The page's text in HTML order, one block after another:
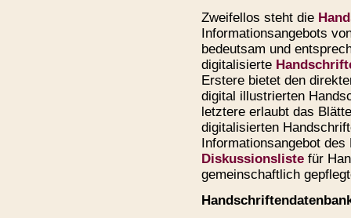
Zweifellos steht die
Informationsangebots
bedeutsam und
digitalisierte
Erstere bietet den
digital illustrierten
letztere erlaubt das
digitalisierten
Informationsangebot
Diskussionsliste für
gemeinschaftlich